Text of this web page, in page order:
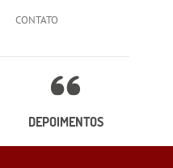
CONTATO
DEPOIMENTOS